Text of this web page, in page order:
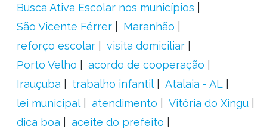
Busca Ativa Escolar nos municípios
São Vicente Férrer
Maranhão
reforço escolar
visita domiciliar
Porto Velho
acordo de cooperação
Irauçuba
trabalho infantil
Atalaia - AL
lei municipal
atendimento
Vitória do Xingu
dica boa
aceite do prefeito